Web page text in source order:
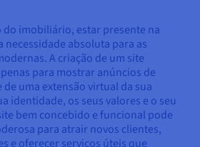
imobiliário, estar presente na
absoluta para as
A criação de um site
para mostrar anúncios de
uma extensão virtual da sua
identidade, os seus valores e o seu
bem concebido e funcional pode
para atrair novos clientes,
e oferecer serviços úteis que